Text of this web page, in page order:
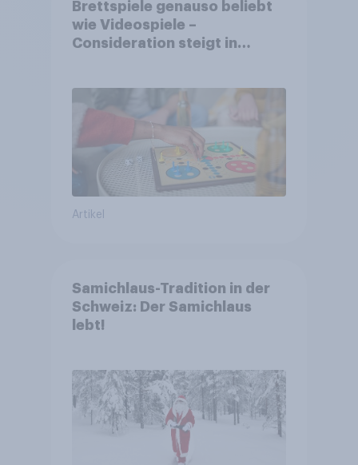
Brettspiele genauso beliebt
wie Videospiele –
Consideration steigt in
Artikel
Samichlaus-Tradition in der
Schweiz: Der Samichlaus
lebt!